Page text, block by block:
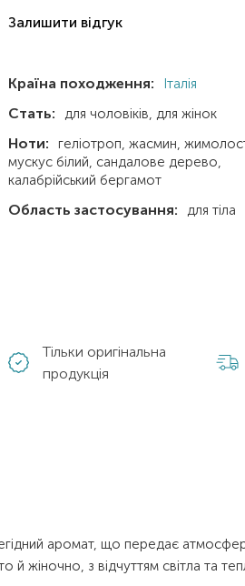
Залишити відгук
Країна походження: Італія
Стать: для чоловіків для жінок
Ноти: геліотроп жасмин
мускус білий сандалове дерево
калабрійський бергамот
Область застосування: для тіла
Тільки оригінальна
продукція
аромат, що передає
жіночно, з відчуттям світла та